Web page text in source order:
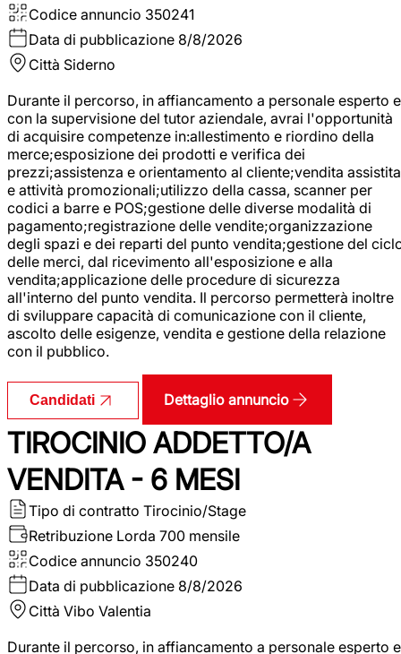
Codice annuncio 350241
Data di pubblicazione 8/8/2026
Città Siderno
Durante il percorso, in affiancamento a personale esperto e
con la supervisione del tutor aziendale, avrai l'opportunità
di acquisire competenze in:allestimento e riordino della
merce;esposizione dei prodotti e verifica dei
prezzi;assistenza e orientamento al cliente;vendita assistita
e attività promozionali;utilizzo della cassa, scanner per
codici a barre e POS;gestione delle diverse modalità di
pagamento;registrazione delle vendite;organizzazione
degli spazi e dei reparti del punto vendita;gestione del
delle merci, dal ricevimento all'esposizione e alla
vendita;applicazione delle procedure di sicurezza
all'interno del punto vendita. Il percorso permetterà inoltre
di sviluppare capacità di comunicazione con il cliente,
ascolto delle esigenze, vendita e gestione della relazione
con il pubblico.
Candidati Dettaglio annuncio
TIROCINIO ADDETTO/A
VENDITA - 6 MESI
Tipo di contratto Tirocinio/Stage
Retribuzione Lorda 700 mensile
Codice annuncio 350240
Data di pubblicazione 8/8/2026
Città Vibo Valentia
Durante il percorso, in affiancamento a personale esperto e